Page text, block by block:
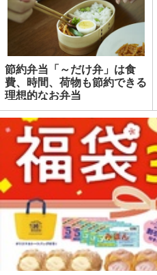
節約弁当「～だけ弁」は食
費、時間、荷物も節約できる
理想的なお弁当